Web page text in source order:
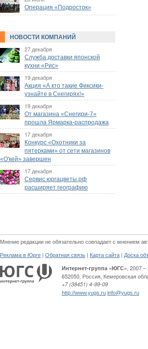
Операция «Подросток»
НОВОСТИ КОМПАНИЙ
27 декабря
Служба доставки японской
кухни «Рис»
19 декабря
Акция «А кто такие Фиксики-
узнайте в Снегирях!»
19 декабря
От магазина «Снегири-7»
прошла Ярмарка-распродажа
17 декабря
Конкурс «Охотники за
пятерками» от сети магазинов
«О'кей» завершен
17 декабря
Сервис юргацветы.рф
расширяет географию
Мнение редакции не обязательно совпадает с мнением
Реклама в Юрге | Обратная связь | Карта сайта | Доска
Интернет-группа «ЮГС» , 2007
652050, Россия, Кемеровская
+7 (38451) 4-99-09
http://www.yugs.ru info@yugs.ru